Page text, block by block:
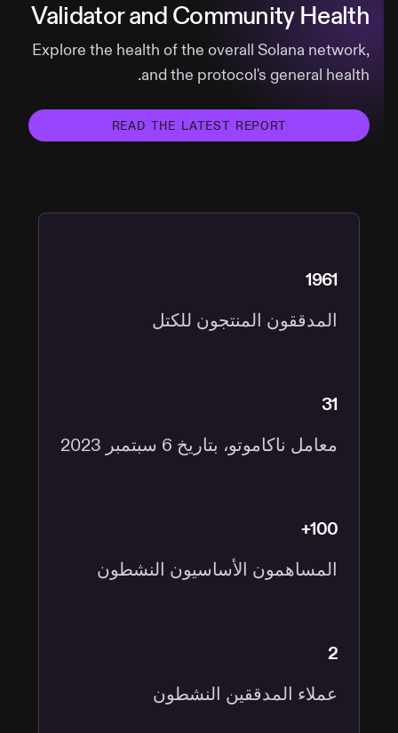
Validator and Community Health
Explore the health of the overall Solana network,
and the protocol's general health.
READ THE LATEST REPORT
1961
المدققون المنتجون للكتل
31
معامل ناكاموتو، بتاريخ 6 سبتمبر 2023
100+
المساهمون الأساسيون النشطون
2
عملاء المدققين النشطون